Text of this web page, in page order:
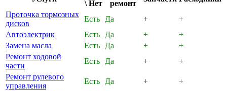
\ Нет ремонт
Проточка тормозных
дисков
Есть Да +
+
Автоэлектрик
Есть Да +
+
Замена масла
Есть Да +
+
Ремонт ходовой
части
Есть Да +
+
Ремонт рулевого
управления
Есть Да +
+